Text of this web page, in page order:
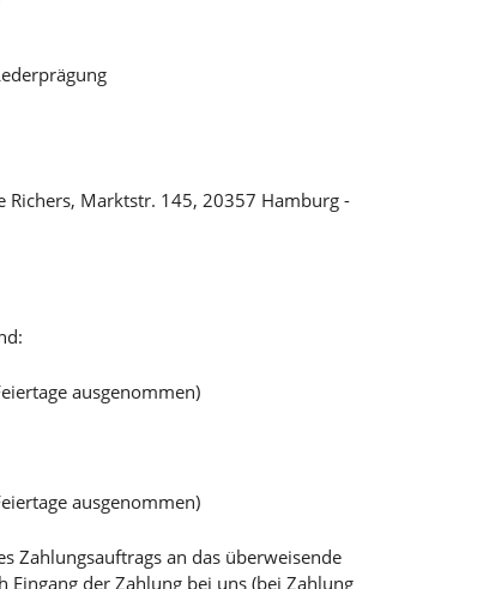
Richers, Marktstr. 145, 20357 Hamburg -
ausgenommen)
ausgenommen)
Zahlungsauftrags an das überweisende
Eingang der Zahlung bei uns (bei Zahlung